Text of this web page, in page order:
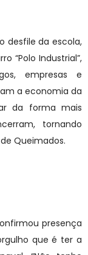
desfile da escola,
“Polo Industrial”,
empresas e
a economia da
da forma mais
tornando
Queimados.
presença
que é ter a